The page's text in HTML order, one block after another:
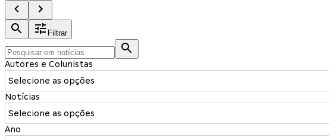
Filtrar
Autores e Colunistas
Selecione as opções
Notícias
Selecione as opções
Ano